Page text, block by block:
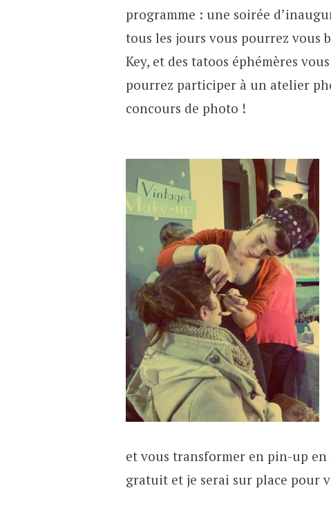
programme : une soirée
tous les jours vous pourrez vous
Key, et des tatoos éphémères
pourrez participer à un atelier
concours de photo !
et vous transformer en pin-up
gratuit et je serai sur place pour